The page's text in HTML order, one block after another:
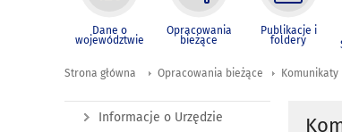
Dane o
województwie
Opracowania
bieżące
Publikacje i
foldery
Strona główna Opracowania bieżące
Informacje o Urzędzie